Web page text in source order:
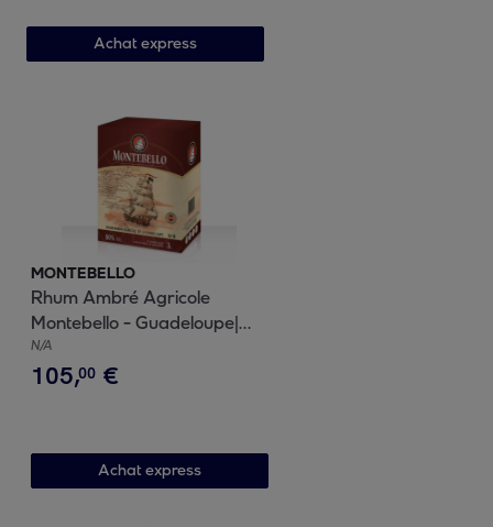
Achat express
MONTEBELLO
Rhum Ambré Agricole
Montebello - Guadeloupe|
50% vol | 300cl
N/A
105,00 €
Achat express